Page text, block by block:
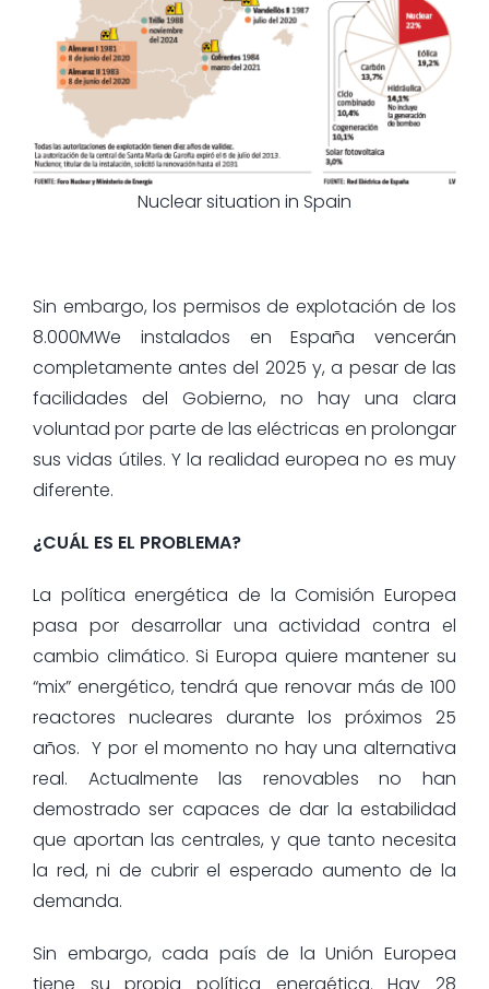
Nuclear situation in Spain
Sin embargo, los permisos de explotación de los
8.000MWe instalados en España vencerán
completamente antes del 2025 y, a pesar de las
facilidades del Gobierno, no hay una clara
voluntad por parte de las eléctricas en prolongar
sus vidas útiles. Y la realidad europea no es muy
diferente.
¿CUÁL ES EL PROBLEMA?
La política energética de la Comisión Europea
pasa por desarrollar una actividad contra el
cambio climático. Si Europa quiere mantener su
“mix” energético, tendrá que renovar más de 100
reactores nucleares durante los próximos 25
años. Y por el momento no hay una alternativa
real. Actualmente las renovables no han
demostrado ser capaces de dar la estabilidad
que aportan las centrales, y que tanto necesita
la red, ni de cubrir el esperado aumento de la
demanda.
Sin embargo, cada país de la Unión Europea
tiene su propia política energética. Hay 28